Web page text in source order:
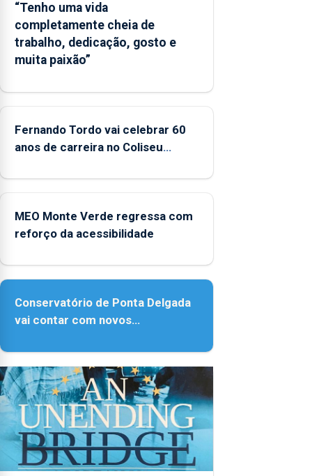
“Tenho uma vida
completamente cheia de
trabalho, dedicação, gosto e
muita paixão”
Fernando Tordo vai celebrar 60
anos de carreira no Coliseu
MEO Monte Verde regressa com
reforço da acessibilidade
Conservatório de Ponta Delgada
vai contar com novos